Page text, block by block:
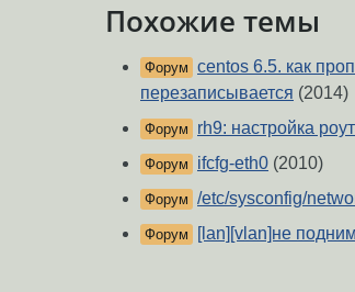
Похожие темы
Форум centos 6.5. как
перезаписывается (2014)
Форум rh9: настройка
Форум ifcfg-eth0 (2010)
Форум /etc/sysconfig/
Форум [lan][vlan]не